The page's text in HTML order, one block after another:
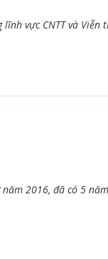
vực CNTT và
2016, đã có 5